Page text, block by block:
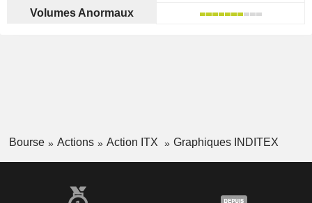
Volumes Anormaux
Bourse Actions Action ITX Graphiques INDITEX